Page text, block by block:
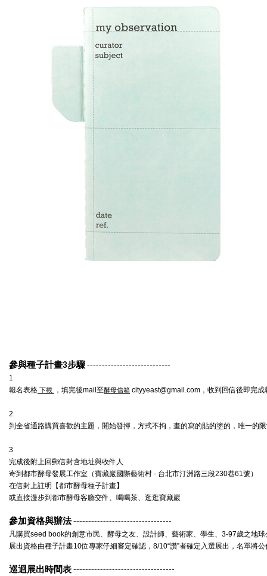
參與種子計畫3步驟----------------------------
1
報名表格 下載 ，填完後mail至酵母信箱 cityyeast@gmail.com ，收到回信後即完成
2
到全省通路購買喜歡的主題，開始發揮，方式不拘，畫的寫的貼的塗的，唯一的
3
完成後附上回郵信封含地址與收件人
寄到都市酵母發展工作室（寶藏巖國際藝術村 - 台北市汀洲路三段230巷61號）
在信封上註明【都市酵母種子計畫】
或直接漫步到都市酵母客廳交件、喝喝茶、逛逛寶藏巖
參加資格與辦法---------------------------------
凡購買seed book的創意市民、酵母之友、設計師、藝術家、學生、3-97歲之地
展出資格由種子計畫10位專家仔細審定確認，8/10“讚”者確定入選展出，名單將
巡迴展出時間表 ----------------------------------